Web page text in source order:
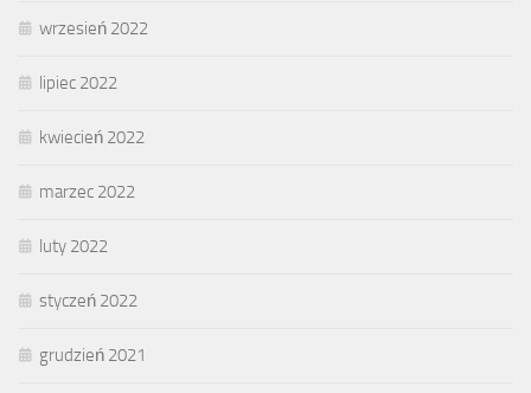
wrzesień 2022
lipiec 2022
kwiecień 2022
marzec 2022
luty 2022
styczeń 2022
grudzień 2021